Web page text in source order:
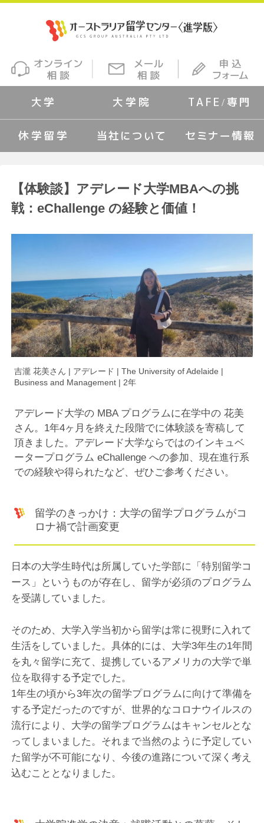
大学 大学院 TAFE/専門
休学留学 当社について セミナー情報
【体験談】アデレード大学MBAへの挑
戦：eChallenge の経験と価値！
吉瀧 花美さん | アデレード | The University of Adelaide |
Business and Management | 2年
アデレード大学の MBA プログラムに在学中の 花美
さん。1年4ヶ月を終えた段階でに体験談を寄稿して
頂きました。アデレード大学ならではのインキュベ
ータープログラム eChallenge への参加、現在進行系
での経験や得られたなど、ぜひご参考ください。
留学のきっかけ：大学の留学プログラムがコ
ロナ禍で計画変更
日本の大学生時代は所属していた学部に「特別留学コ
ース」というものが存在し、留学が必須のプログラム
を受講していました。
そのため、大学入学当初から留学は常に視野に入れて
生活をしていました。具体的には、大学3年生の1年間
を丸々留学に充て、提携しているアメリカの大学で単
位を取得する予定でした。
1年生の頃から3年次の留学プログラムに向けて準備を
する予定だったのですが、世界的なコロナウイルスの
流行により、大学の留学プログラムはキャンセルとな
ってしまいました。それまで当然のように予定してい
た留学が不可能になり、今後の進路について深く考え
込むこととなりました。